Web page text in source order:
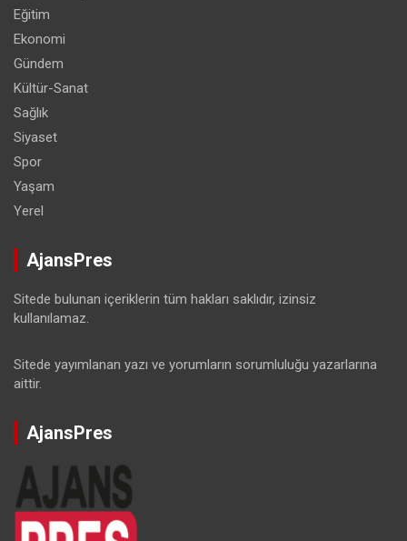
Eğitim
Ekonomi
Gündem
Kültür-Sanat
Sağlık
Siyaset
Spor
Yaşam
Yerel
AjansPres
Sitede bulunan içeriklerin tüm hakları saklıdır, izinsiz
kullanılamaz.
Sitede yayımlanan yazı ve yorumların sorumluluğu yazarlarına
aittir.
AjansPres